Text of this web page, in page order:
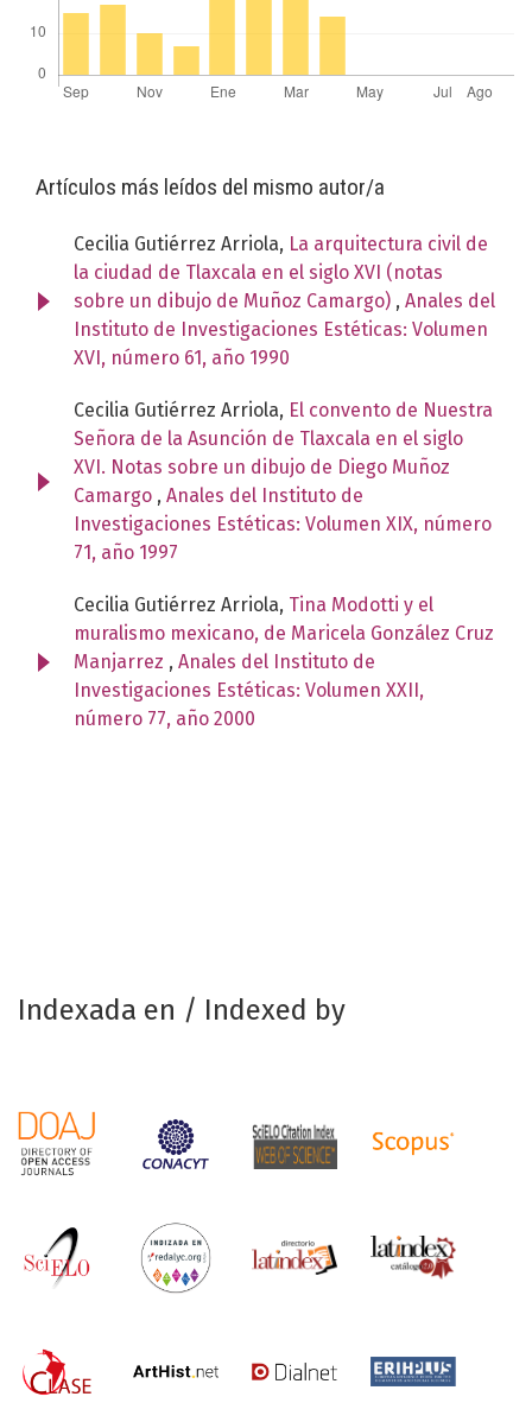
Artículos más leídos del mismo autor/a
Cecilia Gutiérrez Arriola, La arquitectura civil de
la ciudad de Tlaxcala en el siglo XVI (notas
sobre un dibujo de Muñoz Camargo) , Anales del
Instituto de Investigaciones Estéticas: Volumen
XVI, número 61, año 1990
Cecilia Gutiérrez Arriola, El convento de Nuestra
Señora de la Asunción de Tlaxcala en el siglo
XVI. Notas sobre un dibujo de Diego Muñoz
Camargo , Anales del Instituto de
Investigaciones Estéticas: Volumen XIX, número
71, año 1997
Cecilia Gutiérrez Arriola, Tina Modotti y el
muralismo mexicano, de Maricela González Cruz
Manjarrez , Anales del Instituto de
Investigaciones Estéticas: Volumen XXII,
número 77, año 2000
Indexada en / Indexed by